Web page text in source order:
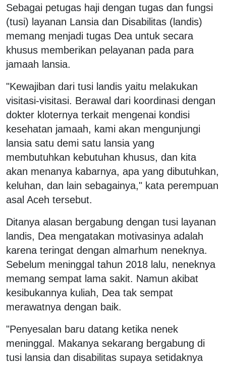
Sebagai petugas haji dengan tugas dan fungsi
(tusi) layanan Lansia dan Disabilitas (landis)
memang menjadi tugas Dea untuk secara
khusus memberikan pelayanan pada para
jamaah lansia.
"Kewajiban dari tusi landis yaitu melakukan
visitasi-visitasi. Berawal dari koordinasi dengan
dokter kloternya terkait mengenai kondisi
kesehatan jamaah, kami akan mengunjungi
lansia satu demi satu lansia yang
membutuhkan kebutuhan khusus, dan kita
akan menanya kabarnya, apa yang dibutuhkan,
keluhan, dan lain sebagainya," kata perempuan
asal Aceh tersebut.
Ditanya alasan bergabung dengan tusi layanan
landis, Dea mengatakan motivasinya adalah
karena teringat dengan almarhum neneknya.
Sebelum meninggal tahun 2018 lalu, neneknya
memang sempat lama sakit. Namun akibat
kesibukannya kuliah, Dea tak sempat
merawatnya dengan baik.
"Penyesalan baru datang ketika nenek
meninggal. Makanya sekarang bergabung di
tusi lansia dan disabilitas supaya setidaknya